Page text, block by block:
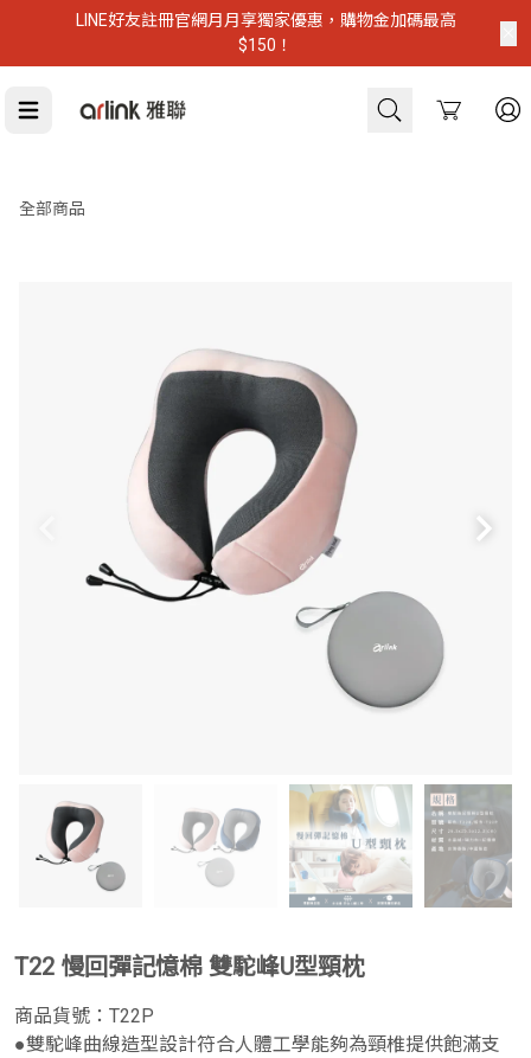
LINE好友註冊官網月月享獨家優惠，購物金加碼最高
$150！
Cart
全部商品
T22 慢回彈記憶棉 雙駝峰U型頸枕
商品貨號：T22P
●雙駝峰曲線造型設計符合人體工學能夠為頸椎提供飽滿支